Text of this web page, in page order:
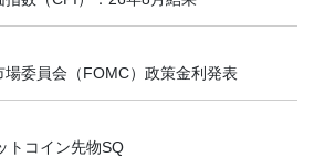
場委員会（FOMC）政策金利発表
トコイン先物SQ